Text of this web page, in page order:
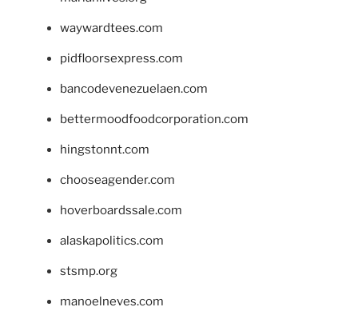
waywardtees.com
pidfloorsexpress.com
bancodevenezuelaen.com
bettermoodfoodcorporation.com
hingstonnt.com
chooseagender.com
hoverboardssale.com
alaskapolitics.com
stsmp.org
manoelneves.com